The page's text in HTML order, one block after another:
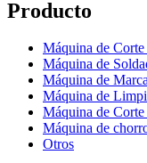
Producto
Máquina de
Máquina de
Máquina de
Máquina de
Máquina de
Máquina de
Otros